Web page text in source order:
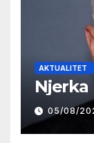
AKTUALITET
Njerka
05/08/